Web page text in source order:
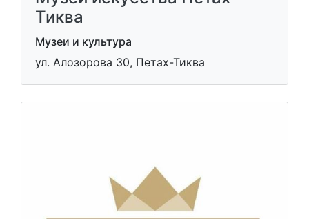
Тиква
Музеи и культура
ул. Алозорова 30, Петах-Тиква